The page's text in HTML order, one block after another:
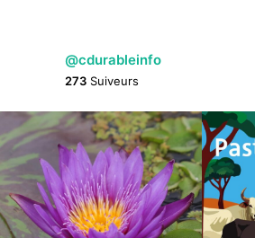
@cdurableinfo
273 Suiveurs